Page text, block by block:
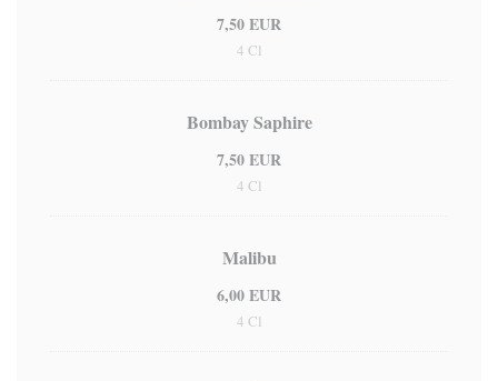
7,50 EUR
4 Cl
Bombay Saphire
7,50 EUR
4 Cl
Malibu
6,00 EUR
4 Cl